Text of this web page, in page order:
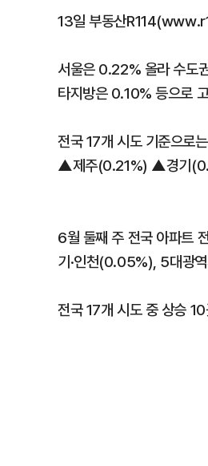
13일 부동산
서울은 0.22% 올라 수도
타지방은 0.10% 등으로
전국 17개 시도 기준으로
▲제주(0.21%) ▲경기
6월 둘째 주 전국 아파트
기·인천(0.05%), 5대광
전국 17개 시도 중 상승